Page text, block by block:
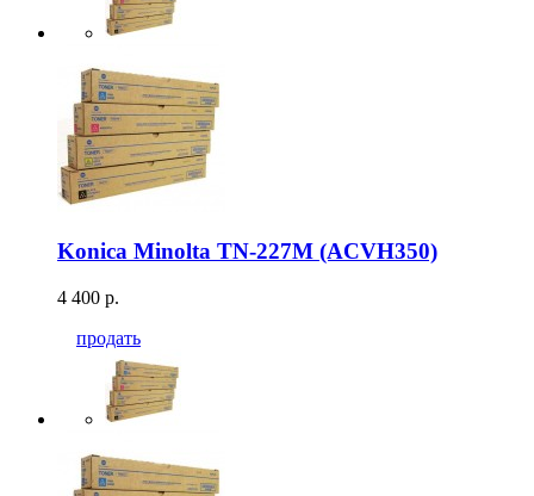
Konica Minolta TN-227M (ACVH350)
4 400 р.
продать